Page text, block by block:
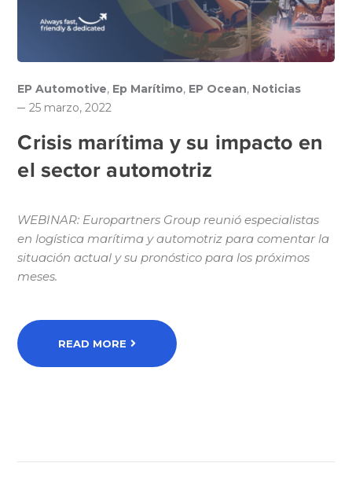
EP Automotive, Ep Marítimo, EP Ocean, Noticias
25 marzo, 2022
Crisis marítima y su impacto en
el sector automotriz
WEBINAR: Europartners Group reunió especialistas
en logística marítima y automotriz para comentar la
situación actual y su pronóstico para los próximos
meses.
READ MORE